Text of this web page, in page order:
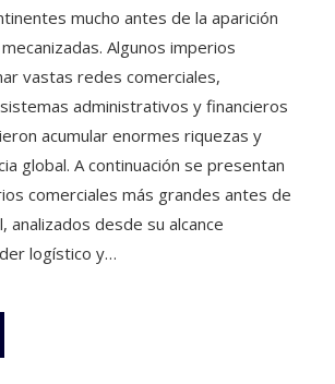
mucho antes de la aparición
Algunos imperios
vastas redes comerciales,
administrativos y financieros
acumular enormes riquezas y
global. A continuación se presentan
comerciales más grandes antes de
analizados desde su alcance
logístico y…